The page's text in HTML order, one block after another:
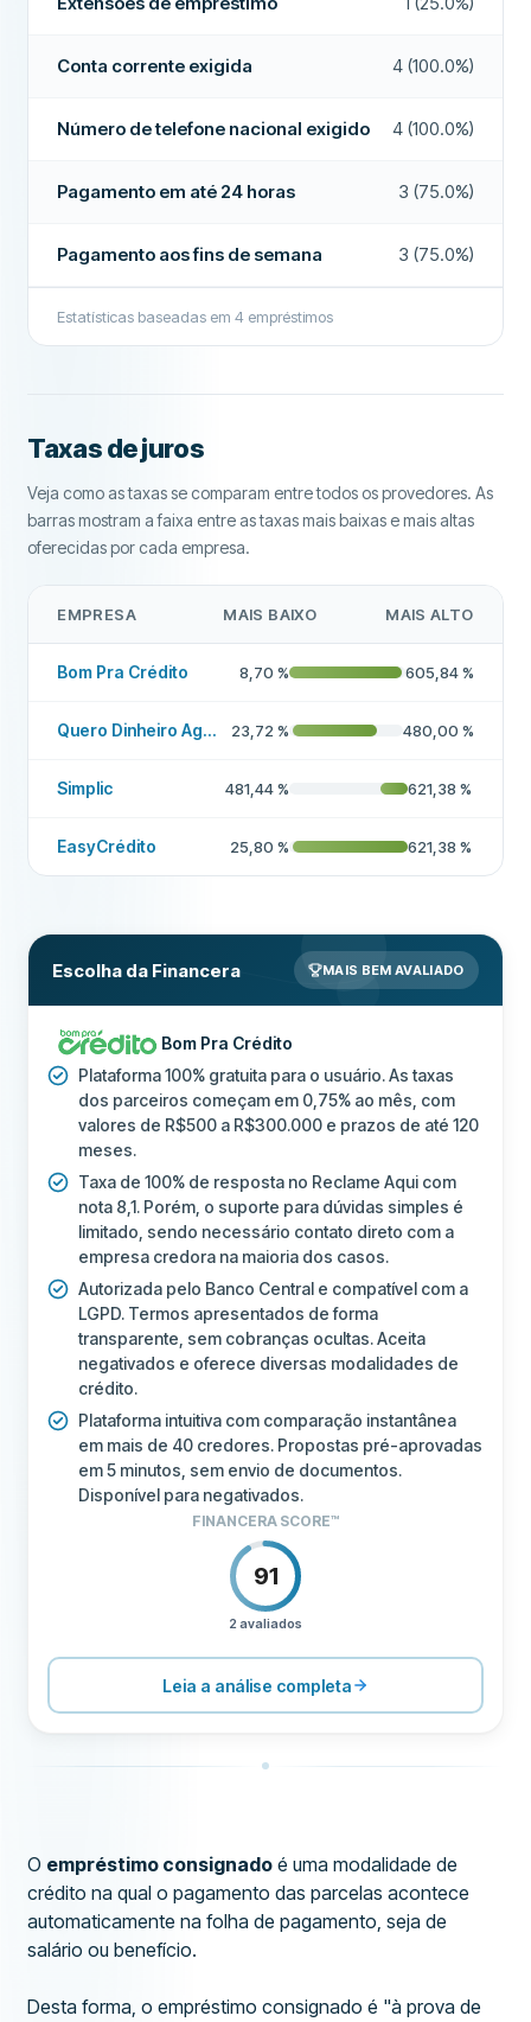
Horário de pagamento 8am-5pm
Mais sobre esta empresa
Conta corrente exigida 4 (100.0%)
Número de telefone nacional exigido 4 (100.0%)
Pagamento em até 24 horas 3 (75.0%)
Pagamento aos fins de semana 3 (75.0%)
Estatísticas baseadas em 4 empréstimos
EMPRESA MAIS BAIXO MAIS ALTO
Bom Pra Crédito 8,70 % 605,84%
Quero Dinheiro Agora 23,72 % 480,00 %
Simplic 481,44% 621,38 %
EasyCrédito 25,80 % 621,38 %
Taxas de juros
Veja como as taxas se comparam entre todos os provedores. As
barras mostram a faixa entre as taxas mais baixas e mais altas
oferecidas por cada empresa.
Escolha da Financera MAIS BEM AVALIADO
Bom Pra Crédito
Plataforma 100% gratuita para o usuário. As taxas
dos parceiros começam em 0,75% ao mês, com
valores de R$500 a R$300.000 e prazos de até 120
meses.
Taxa de 100% de resposta no Reclame Aqui com
nota 8,1. Porém, o suporte para dúvidas simples é
limitado, sendo necessário contato direto com a
empresa credora na maioria dos casos.
Autorizada pelo Banco Central e compatível com a
LGPD. Termos apresentados de forma
transparente, sem cobranças ocultas. Aceita
negativados e oferece diversas modalidades de
crédito.
Plataforma intuitiva com comparação instantânea
em mais de 40 credores. Propostas pré-aprovadas
em 5 minutos, sem envio de documentos.
Disponível para negativados.
FINANCERA SCORE™
91
2 avaliados
CONDIÇÕES 100
Leia a análise completa
O empréstimo consignado é uma modalidade de
crédito na qual o pagamento das parcelas acontece
automaticamente na folha de pagamento, seja de
salário ou benefício.
Desta forma, o empréstimo consignado é "à prova de